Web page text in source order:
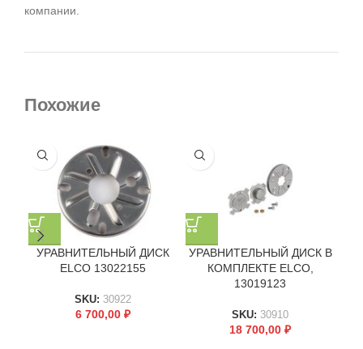
компании.
Похожие
УРАВНИТЕЛЬНЫЙ ДИСК
ELCO 13022155
SKU: 30922
6 700,00 ₽
УРАВНИТЕЛЬНЫЙ ДИСК В
КОМПЛЕКТЕ ELCO,
13019123
SKU: 30910
18 700,00 ₽